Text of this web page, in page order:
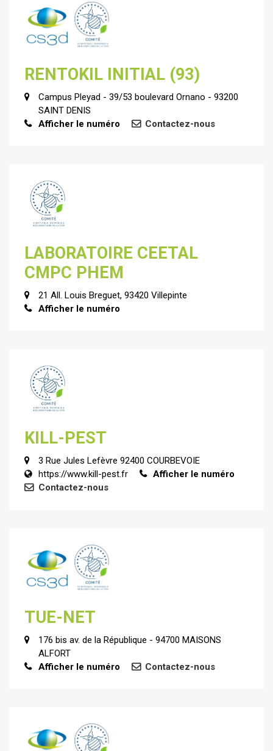
RENTOKIL INITIAL (93)
Campus Pleyad - 39/53 boulevard Ornano - 93200
SAINT DENIS
Afficher le numéro
Contactez-nous
LABORATOIRE CEETAL
CMPC PHEM
21 All. Louis Breguet, 93420 Villepinte
Afficher le numéro
KILL-PEST
3 Rue Jules Lefèvre 92400 COURBEVOIE
https://www.kill-pest.fr
Afficher le numéro
Contactez-nous
TUE-NET
176 bis av. de la République - 94700 MAISONS
ALFORT
Afficher le numéro
Contactez-nous